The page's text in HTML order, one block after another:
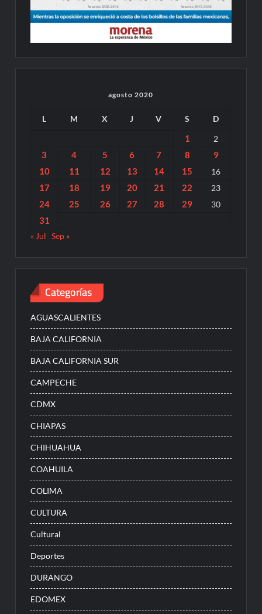
agosto 2020
L M X J V S D
1 2
3 4 5 6 7 8
9
10
11 12 13 14 15 16
17 18 19 20 21 22 23
24 25 26 27 28 29 30
31
« Jul Sep »
Categorías
AGUASCALIENTES
BAJA CALIFORNIA
BAJA CALIFORNIA SUR
CAMPECHE
CDMX
CHIAPAS
CHIHUAHUA
COAHUILA
COLIMA
CULTURA
Cultural
Deportes
DURANGO
EDOMEX